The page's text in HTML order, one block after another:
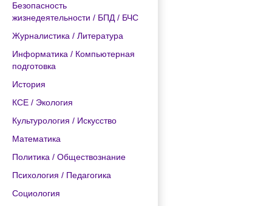
Безопасность
жизнедеятельности / БПД / БЧС
Журналистика / Литература
Информатика / Компьютерная
подготовка
История
КСЕ / Экология
Культурология / Искусство
Математика
Политика / Обществознание
Психология / Педагогика
Социология